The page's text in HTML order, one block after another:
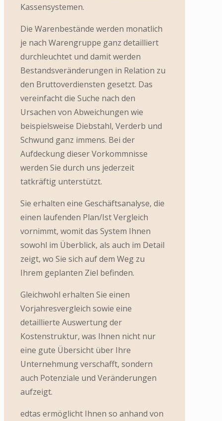
Kassensystemen.
Die Warenbestände werden monatlich
je nach Warengruppe ganz detailliert
durchleuchtet und damit werden
Bestandsveränderungen in Relation zu
den Bruttoverdiensten gesetzt. Das
vereinfacht die Suche nach den
Ursachen von Abweichungen wie
beispielsweise Diebstahl, Verderb und
Schwund ganz immens. Bei der
Aufdeckung dieser Vorkommnisse
werden Sie durch uns jederzeit
tatkräftig unterstützt.
Sie erhalten eine Geschäftsanalyse, die
einen laufenden Plan/Ist Vergleich
vornimmt, womit das System Ihnen
sowohl im Überblick, als auch im Detail
zeigt, wo Sie sich auf dem Weg zu
Ihrem geplanten Ziel befinden.
Gleichwohl erhalten Sie einen
Vorjahresvergleich sowie eine
detaillierte Auswertung der
Kostenstruktur, was Ihnen nicht nur
eine gute Übersicht über Ihre
Unternehmung verschafft, sondern
auch Potenziale und Veränderungen
aufzeigt.
edtas ermöglicht Ihnen so anhand von